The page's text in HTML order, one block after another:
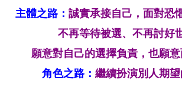
主體之路： 誠實承接自己，面對恐
不再等待被選、不再討好
願意對自己的選擇負責，也願意
角色之路： 繼續扮演別人期望